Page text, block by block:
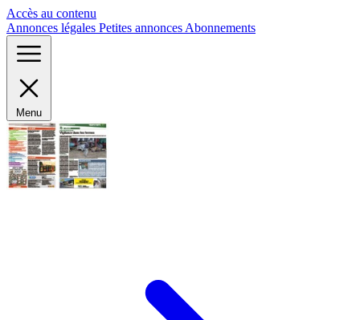
Accès au contenu
Annonces légales Petites annonces Abonnements
Menu
Panneau de gestion des cookies